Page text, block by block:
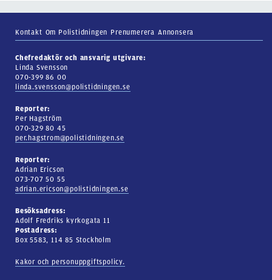
Kontakt Om Polistidningen Prenumerera Annonsera
Chefredaktör och ansvarig utgivare:
Linda Svensson
070-399 86 00
linda.svensson@polistidningen.se
Reporter:
Per Hagström
070-329 80 45
per.hagstrom@polistidningen.se
Reporter:
Adrian Ericson
073-707 50 55
adrian.ericson@polistidningen.se
Besöksadress:
Adolf Fredriks kyrkogata 11
Postadress:
Box 5583, 114 85 Stockholm
Kakor och personuppgiftspolicy.